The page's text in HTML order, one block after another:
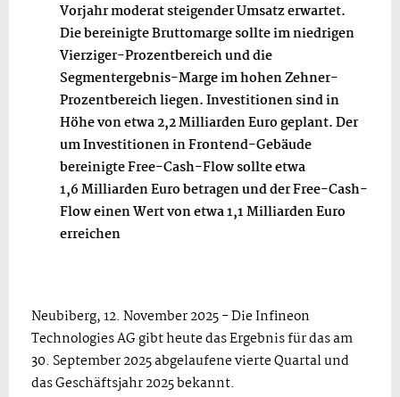
Vorjahr moderat steigender Umsatz erwartet.
Die bereinigte Bruttomarge sollte im niedrigen
Vierziger-Prozentbereich und die
Segmentergebnis-Marge im hohen Zehner-
Prozentbereich liegen. Investitionen sind in
Höhe von etwa 2,2 Milliarden Euro geplant. Der
um Investitionen in Frontend-Gebäude
bereinigte Free-Cash-Flow sollte etwa
1,6Milliarden Euro betragen und der Free-Cash-
Flow einen Wert von etwa 1,1Milliarden Euro
erreichen
Neubiberg, 12. November 2025 - Die Infineon
Technologies AG gibt heute das Ergebnis für das am
30. September 2025 abgelaufene vierte Quartal und
das Geschäftsjahr 2025 bekannt.